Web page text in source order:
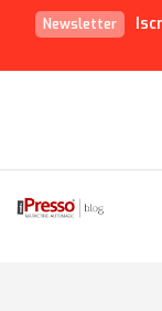
Newsletter